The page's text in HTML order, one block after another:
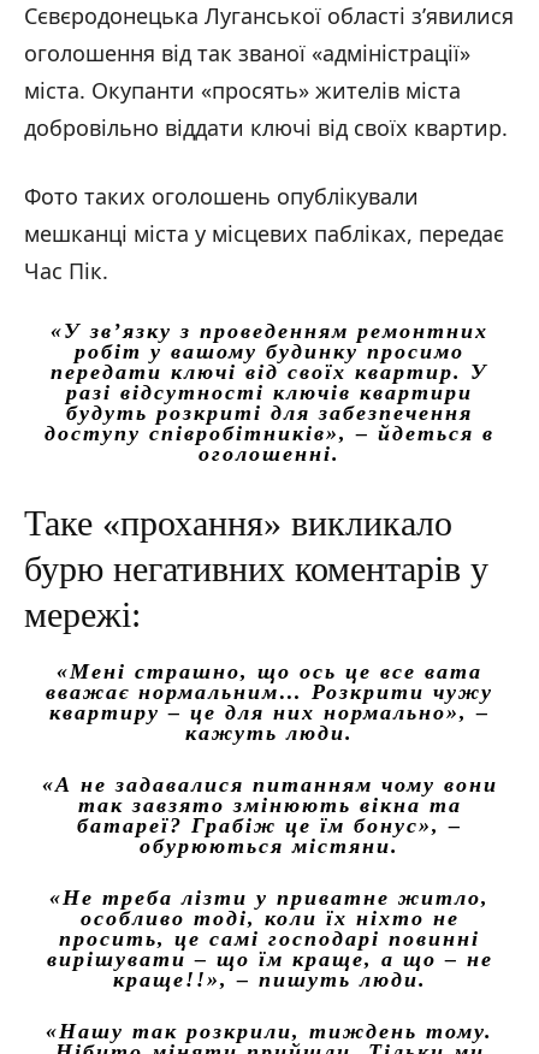
Сєвєродонецька Луганської області з’явилися
оголошення від так званої «адміністрації»
міста. Окупанти «просять» жителів міста
добровільно віддати ключі від своїх квартир.
Фото таких оголошень опублікували
мешканці міста у місцевих пабліках, передає
Час Пік.
«У зв’язку з проведенням ремонтних
робіт у вашому будинку просимо
передати ключі від своїх квартир. У
разі відсутності ключів квартири
будуть розкриті для забезпечення
доступу співробітників», – йдеться в
оголошенні.
Таке «прохання» викликало
бурю негативних коментарів у
мережі:
«Мені страшно, що ось це все вата
вважає нормальним… Розкрити чужу
квартиру – це для них нормально», –
кажуть люди.
«А не задавалися питанням чому вони
так завзято змінюють вікна та
батареї? Грабіж це їм бонус», –
обурюються містяни.
«Не треба лізти у приватне житло,
особливо тоді, коли їх ніхто не
просить, це самі господарі повинні
вирішувати – що їм краще, а що – не
краще!!», – пишуть люди.
«Нашу так розкрили, тиждень тому.